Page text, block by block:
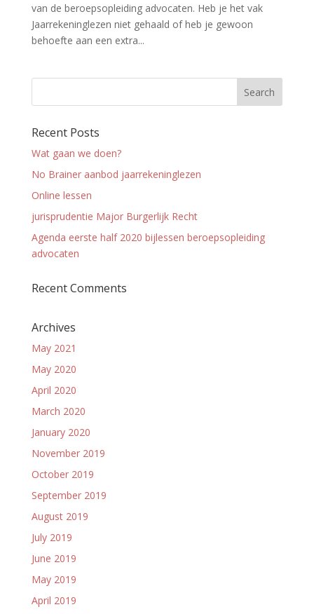
van de beroepsopleiding advocaten. Heb je het vak
Jaarrekeninglezen niet gehaald of heb je gewoon
behoefte aan een extra...
Recent Posts
Wat gaan we doen?
No Brainer aanbod jaarrekeninglezen
Online lessen
jurisprudentie Major Burgerlijk Recht
Agenda eerste half 2020 bijlessen beroepsopleiding
advocaten
Recent Comments
Archives
May 2021
May 2020
April 2020
March 2020
January 2020
November 2019
October 2019
September 2019
August 2019
July 2019
June 2019
May 2019
April 2019